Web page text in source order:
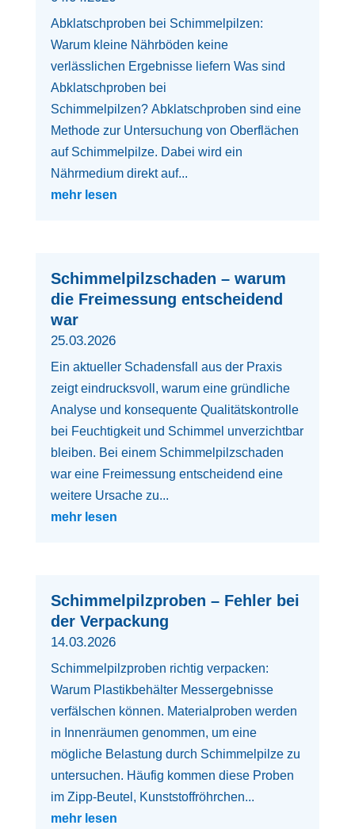
Abklatschproben bei Schimmelpilzen:
Warum kleine Nährböden keine
verlässlichen Ergebnisse liefern Was sind
Abklatschproben bei
Schimmelpilzen? Abklatschproben sind eine
Methode zur Untersuchung von Oberflächen
auf Schimmelpilze. Dabei wird ein
Nährmedium direkt auf...
mehr lesen
Schimmelpilzschaden – warum
die Freimessung entscheidend
war
25.03.2026
Ein aktueller Schadensfall aus der Praxis
zeigt eindrucksvoll, warum eine gründliche
Analyse und konsequente Qualitätskontrolle
bei Feuchtigkeit und Schimmel unverzichtbar
bleiben. Bei einem Schimmelpilzschaden
war eine Freimessung entscheidend eine
weitere Ursache zu...
mehr lesen
Schimmelpilzproben – Fehler bei
der Verpackung
14.03.2026
Schimmelpilzproben richtig verpacken:
Warum Plastikbehälter Messergebnisse
verfälschen können. Materialproben werden
in Innenräumen genommen, um eine
mögliche Belastung durch Schimmelpilze zu
untersuchen. Häufig kommen diese Proben
im Zipp-Beutel, Kunststoffröhrchen...
mehr lesen